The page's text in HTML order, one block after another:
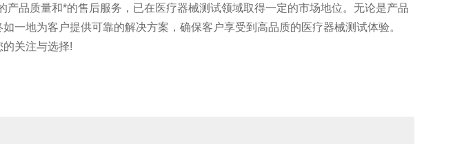
品质量和*的售后服务，已在医疗器械测试领域取得一定的市场地位。无论是产品
一地为客户提供可靠的解决方案，确保客户享受到高品质的医疗器械测试体验。
关注与选择!